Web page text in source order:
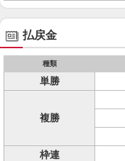
払戻金
種類
単勝
複勝
枠連